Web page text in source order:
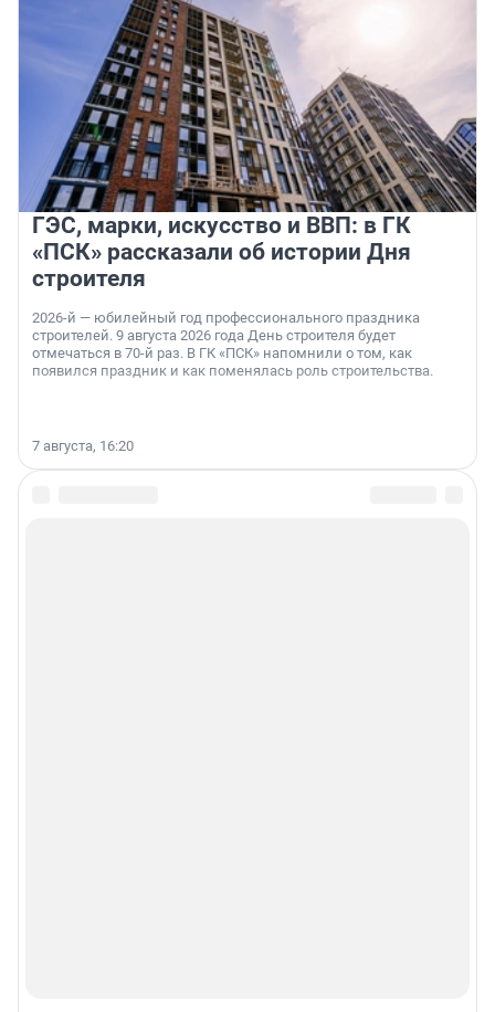
ГЭС, марки, искусство и ВВП: в ГК
«ПСК» рассказали об истории Дня
строителя
2026-й — юбилейный год профессионального праздника
строителей. 9 августа 2026 года День строителя будет
отмечаться в 70-й раз. В ГК «ПСК» напомнили о том, как
появился праздник и как поменялась роль строительства.
7 августа, 16:20